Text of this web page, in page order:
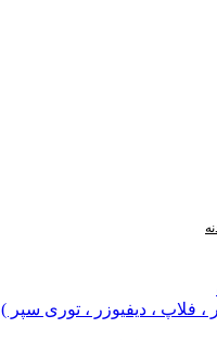
فلاپ ، دیفیوزر ، توری سپر )